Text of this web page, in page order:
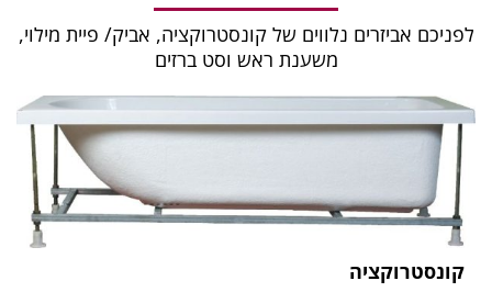
לפניכם אביזרים נלווים של קונסטרוקציה, אביק/ פיית מילוי,
משענת ראש וסט ברזים
קונסטרוקציה